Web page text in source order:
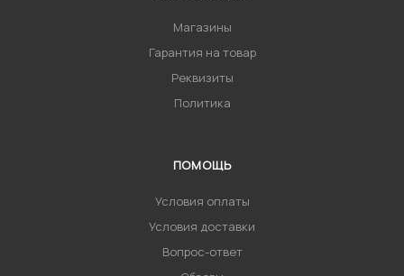
Магазины
Гарантия на товар
Реквизиты
Политика
ПОМОЩЬ
Условия оплаты
Условия доставки
Вопрос-ответ